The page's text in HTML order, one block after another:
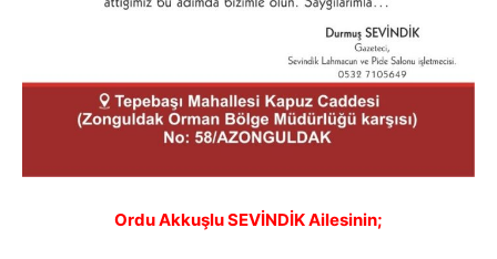
Ordu Akkuşlu SEVİNDİK Ailesinin;